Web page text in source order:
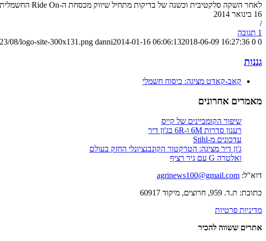
לאחר השקה סלקטיבית וכשנה של בדיקות מתחיל שיווק מכסחת ה-Ride On החשמלית הראשונה
16 בינואר 2014
/
1 תגובה
0
0
08/logo-site-300x131.png danni2014-01-16 06:06:132018-06-09 16:27:36
גננות
קאב-קאדט מציגה: כיסוח חשמלי
מאמרים אחרונים
שיפור הקומביינים של קייס
רענון סדרות 6M ו-6R בג'ון דיר
עדכונים מ-Stihl
ג'ון דיר מציגה: הטרקטור הקונבנציונלי החזק בעולם
ואלטרה G עם גיר רציף
דוא"ל: agrinews100@gmail.com
כתובת: ת.ד. 959, חרוצים, מיקוד 60917
מדיניות פרטיות
אתרים ששווה להכיר